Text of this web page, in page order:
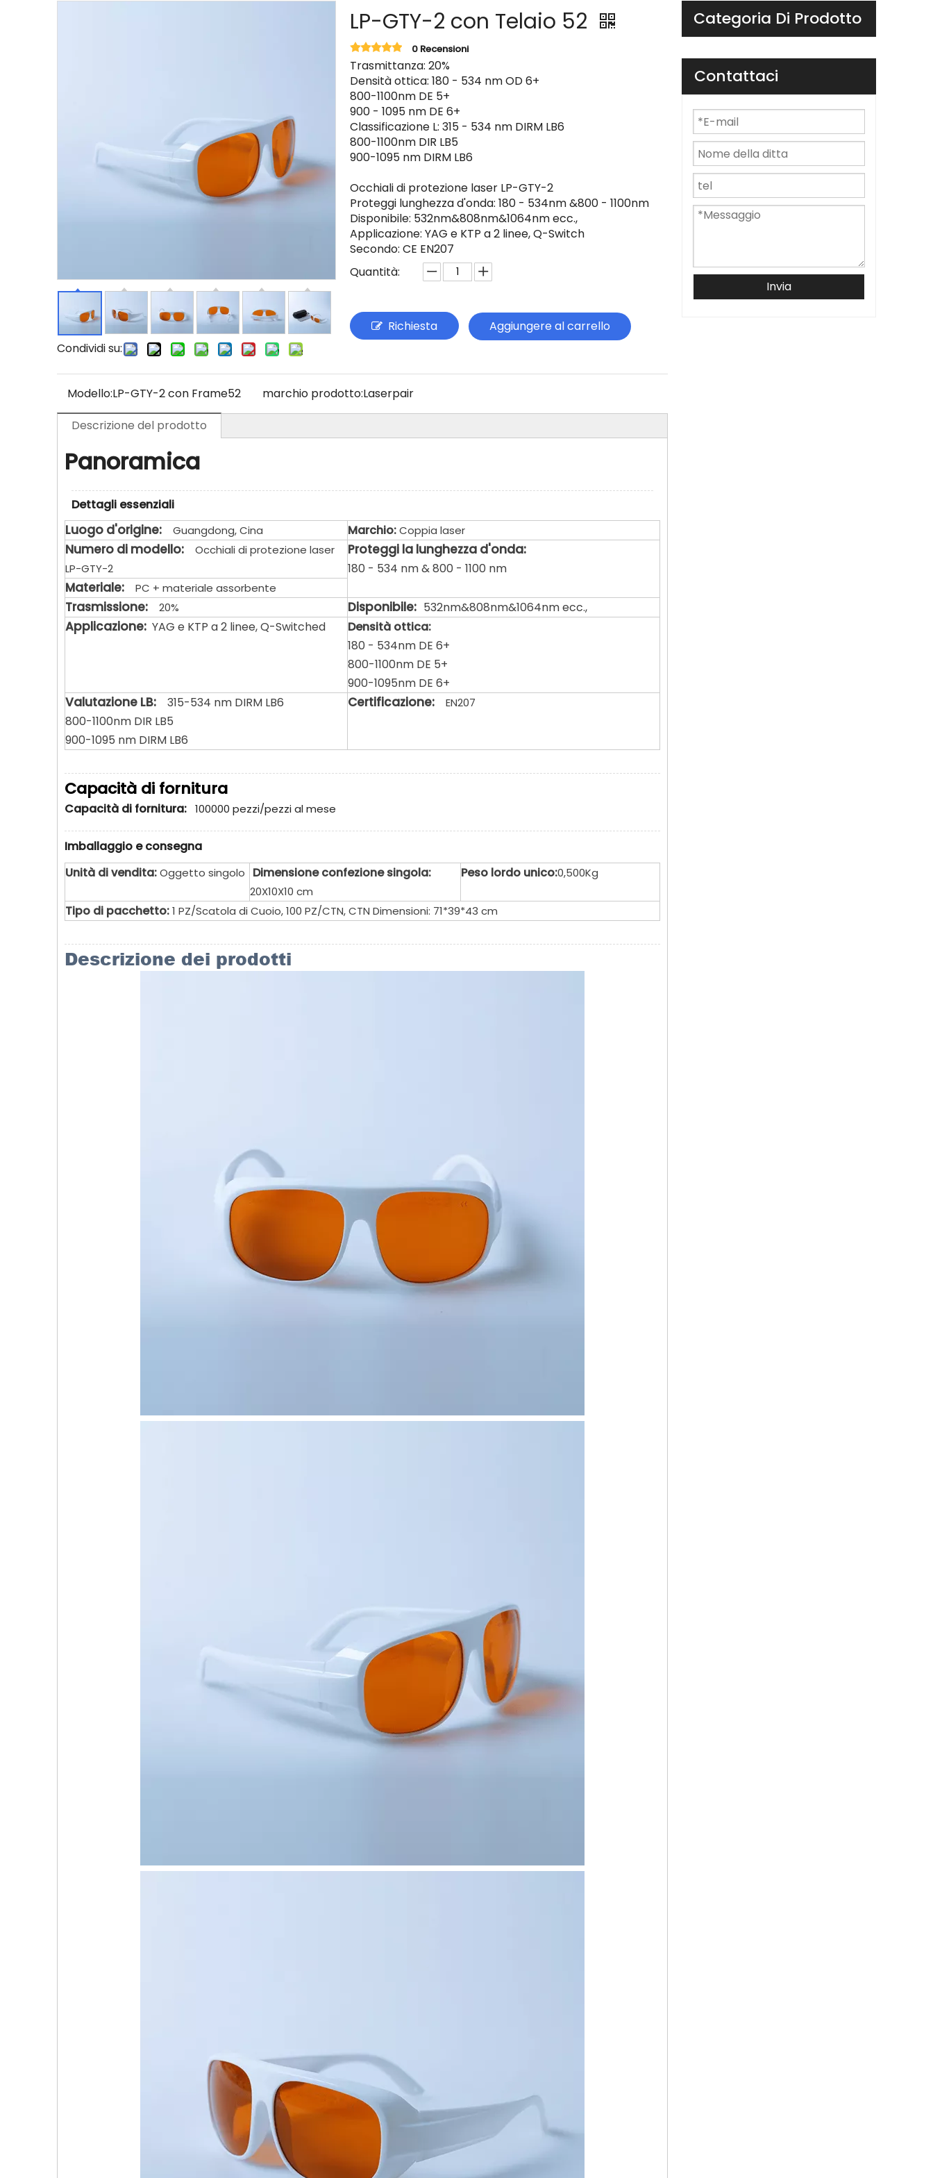
Condividi su:
LP-GTY-2 con Telaio 52
0 Recensioni
Trasmittanza: 20%
Densità ottica: 180 - 534 nm OD 6+
800-1100nm DE 5+
900 - 1095 nm DE 6+
Classificazione L: 315 - 534 nm DIRM LB6
800-1100nm DIR LB5
900-1095 nm DIRM LB6
Occhiali di protezione laser LP-GTY-2
Proteggi lunghezza d'onda: 180 - 534nm &800 - 1100nm
Disponibile: 532nm&808nm&1064nm ecc.,
Applicazione: YAG e KTP a 2 linee, Q-Switch
Secondo: CE EN207
Quantità:
Richiesta Aggiungere al carrello
Modello:LP-GTY-2 con Frame52 marchio prodotto:Laserpair
Descrizione del prodotto
Panoramica
Dettagli essenziali
Luogo d'origine: Guangdong, Cina Marchio:Coppia laser
Numero di modello:
Occhiali di protezione laser
LP-GTY-2
Proteggi la lunghezza d'onda:
180 - 534 nm & 800 - 1100 nm
Materiale: PC + materiale assorbente
Trasmissione: 20% Disponibile: 532nm&808nm&1064nm ecc.,
Applicazione: YAG e KTP a 2 linee, Q-Switched
Densità ottica:
180 - 534nm DE 6+
800-1100nm DE 5+
900-1095nm DE 6+
Valutazione LB:
315-534 nm DIRM LB6
800-1100nm DIR LB5
900-1095 nm DIRM LB6
Certificazione: EN207
Capacità di fornitura
Capacità di fornitura: 100000 pezzi/pezzi al mese
Imballaggio e consegna
Unità di vendita:Oggetto singolo Dimensione confezione singola:
20X10X10 cm
Peso lordo unico:0,500Kg
Tipo di pacchetto:1 PZ/Scatola di Cuoio, 100 PZ/CTN, CTN Dimensioni: 71*39*43 cm
Descrizione dei prodotti
Categoria Di Prodotto
Contattaci
Invia